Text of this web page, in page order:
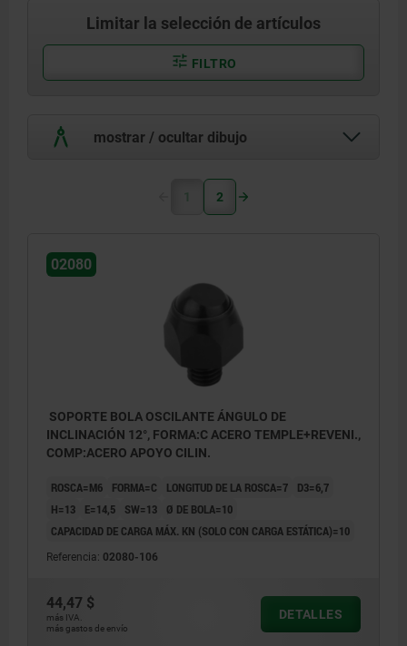
Limitar la selección de artículos
FILTRO
mostrar / ocultar dibujo
Forma C: con rosca exterior, bola aplanada,
1 2
02080
SOPORTE BOLA OSCILANTE ÁNGULO DE
INCLINACIÓN 12°, FORMA:C ACERO TEMPLE+REVENI.,
COMP:ACERO APOYO CILIN.
ROSCA=M6 FORMA=C LONGITUD DE LA ROSCA=7
D3=6,7
H=13
E=14,5 SW=13
Ø DE BOLA=10
CAPACIDAD DE CARGA MÁX. KN (SOLO CON CARGA ESTÁTICA)=10
Referencia: 02080-106
44,47 $
más IVA.
más gastos de envío
DETALLES